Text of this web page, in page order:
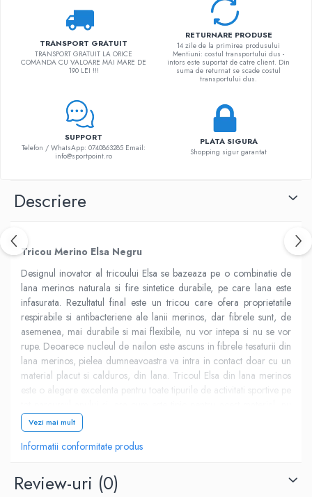
TRANSPORT GRATUIT
TRANSPORT GRATUIT LA ORICE
COMANDA CU VALOARE MAI MARE DE
190 LEI !!!
RETURNARE PRODUSE
14 zile de la primirea produsului
Mentiuni: costul transportului dus -
intors este suportat de catre client. Din
suma de returnat se scade costul
transportului dus.
SUPPORT
Telefon / WhatsApp: 0740863285 Email:
info@sportpoint.ro
PLATA SIGURA
Shopping sigur garantat
Descriere
Tricou Merino Elsa Negru
Designul inovator al tricoului Elsa se bazeaza pe o combinatie de
lana merinos naturala si fire sintetice durabile, pe care lana este
infasurata. Rezultatul final este un tricou care ofera proprietatile
respirabile si antibacteriene ale lanii merinos, dar fibrele sunt, de
asemenea, mai durabile si mai flexibile, nu vor intepa si nu se vor
rupe. Deoarece nucleul de nailon este ascuns in fibrele tesaturii din
lana merinos, pielea dumneavoastra va intra in contact doar cu un
material placut si calduros, din lana. Tricoul Elsa din lana merinos
este o alegere excelenta pentru toate tipurile de activitati sportive pe
va elimina un miros neplacut, nici macar dupa cateva zile de
purtare.
Vezi mai mult
Informatii conformitate produs
Review-uri (0)